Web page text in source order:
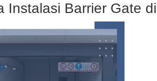
Instalasi Barrier Gate